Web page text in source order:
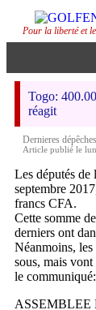
Pour la liberté et
Togo:
réagit
Dernieres dépêches
Article publié le
Les députés de
septembre
francs CFA.
Cette somme
derniers ont
Néanmoins, les
sous, mais
le communiqué:
ASSEMBLEE